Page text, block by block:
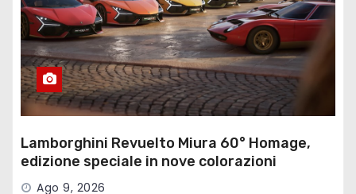
Lamborghini Revuelto Miura 60° Homage,
edizione speciale in nove colorazioni
Ago 9, 2026